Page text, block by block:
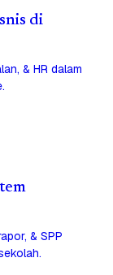
di
& HR dalam
& SPP